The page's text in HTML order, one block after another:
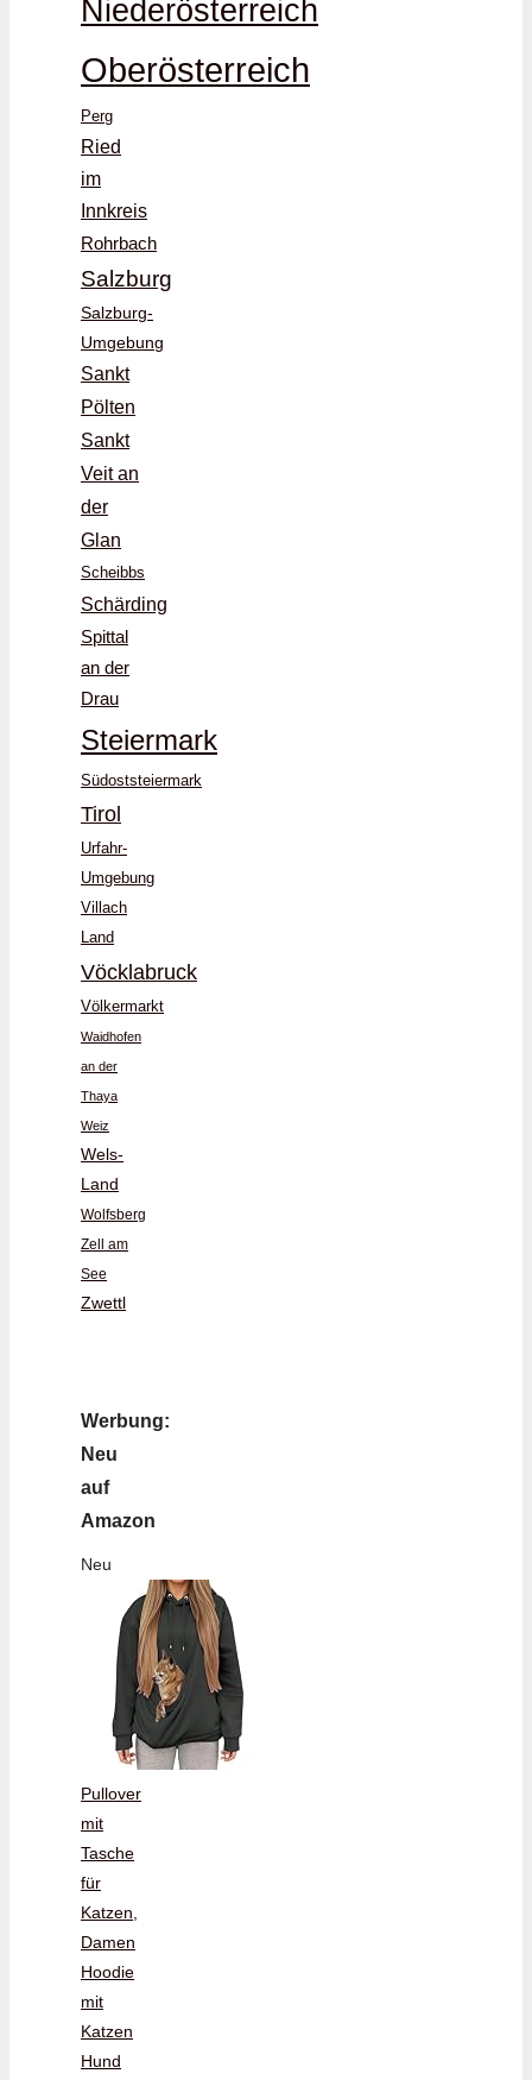
Niederösterreich
Oberösterreich
Perg
Ried
im
Innkreis
Rohrbach
Salzburg
Salzburg-
Umgebung
Sankt
Pölten
Sankt
Veit an
der
Glan
Scheibbs
Schärding
Spittal
an der
Drau
Steiermark
Südoststeiermark
Tirol
Urfahr-
Umgebung
Villach
Land
Vöcklabruck
Völkermarkt
Waidhofen
an der
Thaya
Weiz
Wels-
Land
Wolfsberg
Zell am
See
Zwettl
Werbung:
Neu
auf
Amazon
Neu
Pullover
mit
Tasche
für
Katzen,
Damen
Hoodie
mit
Katzen
Hund